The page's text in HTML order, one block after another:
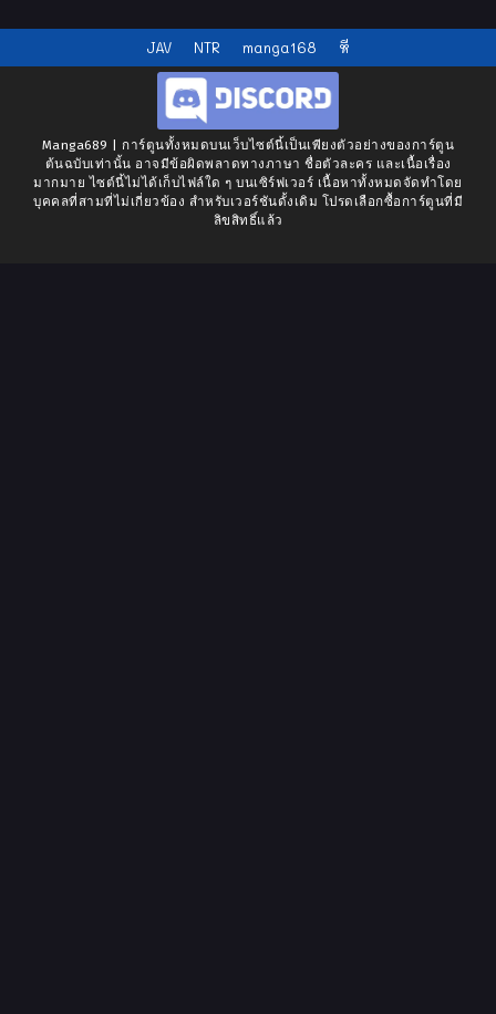
JAV NTR manga168 หี
Manga689 | การ์ตูนทั้งหมดบนเว็บไซต์นี้เป็นเพียงตัวอย่างของการ์ตูน
ต้นฉบับเท่านั้น อาจมีข้อผิดพลาดทางภาษา ชื่อตัวละคร และเนื้อเรื่อง
มากมาย ไซต์นี้ไม่ได้เก็บไฟล์ใด ๆ บนเซิร์ฟเวอร์ เนื้อหาทั้งหมดจัดทำโดย
บุคคลที่สามที่ไม่เกี่ยวข้อง สำหรับเวอร์ชันดั้งเดิม โปรดเลือกซื้อการ์ตูนที่มี
ลิขสิทธิ์แล้ว